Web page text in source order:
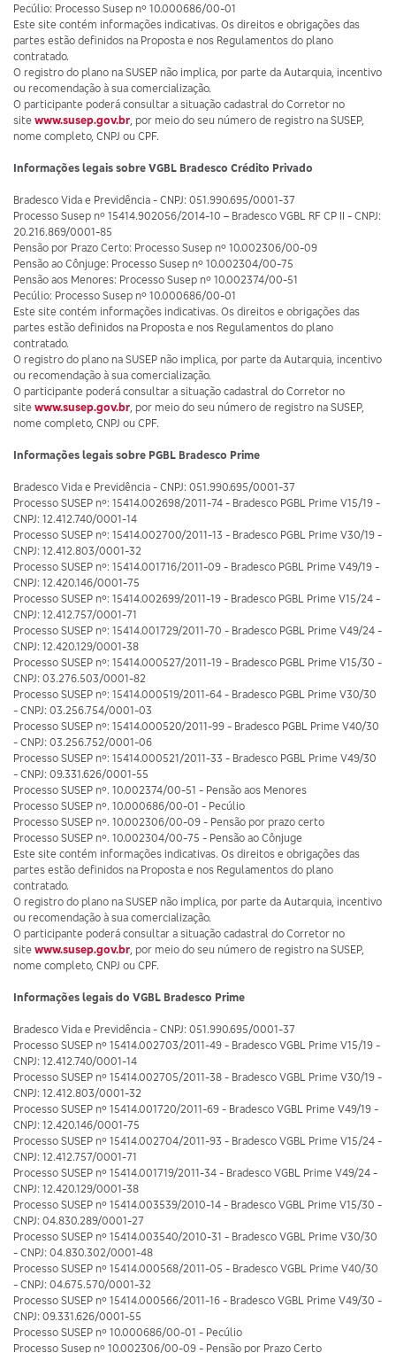
Pecúlio: Processo Susep nº 10.000686/00-01
Este site contém informações indicativas. Os direitos e obrigações das
partes estão definidos na Proposta e nos Regulamentos do plano
contratado.
O registro do plano na SUSEP não implica, por parte da Autarquia, incentivo
ou recomendação à sua comercialização.
O participante poderá consultar a situação cadastral do Corretor no
site www.susep.gov.br, por meio do seu número de registro na SUSEP,
nome completo, CNPJ ou CPF.
Informações legais sobre VGBL Bradesco Crédito Privado
Bradesco Vida e Previdência - CNPJ: 051.990.695/0001-37
Processo Susep nº 15414.902056/2014-10 – Bradesco VGBL RF CP II - CNPJ:
20.216.869/0001-85
Pensão por Prazo Certo: Processo Susep nº 10.002306/00-09
Pensão ao Cônjuge: Processo Susep nº 10.002304/00-75
Pensão aos Menores: Processo Susep nº 10.002374/00-51
Pecúlio: Processo Susep nº 10.000686/00-01
Este site contém informações indicativas. Os direitos e obrigações das
partes estão definidos na Proposta e nos Regulamentos do plano
contratado.
O registro do plano na SUSEP não implica, por parte da Autarquia, incentivo
ou recomendação à sua comercialização.
O participante poderá consultar a situação cadastral do Corretor no
site www.susep.gov.br, por meio do seu número de registro na SUSEP,
nome completo, CNPJ ou CPF.
Informações legais sobre PGBL Bradesco Prime
Bradesco Vida e Previdência - CNPJ: 051.990.695/0001-37
Processo SUSEP nº: 15414.002698/2011-74 - Bradesco PGBL Prime V15/19 -
CNPJ: 12.412.740/0001-14
Processo SUSEP nº: 15414.002700/2011-13 - Bradesco PGBL Prime V30/19 -
CNPJ: 12.412.803/0001-32
Processo SUSEP nº: 15414.001716/2011-09 - Bradesco PGBL Prime V49/19 -
CNPJ: 12.420.146/0001-75
Processo SUSEP nº: 15414.002699/2011-19 - Bradesco PGBL Prime V15/24 -
CNPJ: 12.412.757/0001-71
Processo SUSEP nº: 15414.001729/2011-70 - Bradesco PGBL Prime V49/24 -
CNPJ: 12.420.129/0001-38
Processo SUSEP nº: 15414.000527/2011-19 - Bradesco PGBL Prime V15/30 -
CNPJ: 03.276.503/0001-82
Processo SUSEP nº: 15414.000519/2011-64 - Bradesco PGBL Prime V30/30
- CNPJ: 03.256.754/0001-03
Processo SUSEP nº: 15414.000520/2011-99 - Bradesco PGBL Prime V40/30
- CNPJ: 03.256.752/0001-06
Processo SUSEP nº: 15414.000521/2011-33 - Bradesco PGBL Prime V49/30
- CNPJ: 09.331.626/0001-55
Processo SUSEP nº. 10.002374/00-51 - Pensão aos Menores
Processo SUSEP nº. 10.000686/00-01 - Pecúlio
Processo SUSEP nº. 10.002306/00-09 - Pensão por prazo certo
Processo SUSEP nº. 10.002304/00-75 - Pensão ao Cônjuge
Este site contém informações indicativas. Os direitos e obrigações das
partes estão definidos na Proposta e nos Regulamentos do plano
contratado.
O registro do plano na SUSEP não implica, por parte da Autarquia, incentivo
ou recomendação à sua comercialização.
O participante poderá consultar a situação cadastral do Corretor no
site www.susep.gov.br, por meio do seu número de registro na SUSEP,
nome completo, CNPJ ou CPF.
Informações legais do VGBL Bradesco Prime
Bradesco Vida e Previdência - CNPJ: 051.990.695/0001-37
Processo SUSEP nº 15414.002703/2011-49 - Bradesco VGBL Prime V15/19 -
CNPJ: 12.412.740/0001-14
Processo SUSEP nº 15414.002705/2011-38 - Bradesco VGBL Prime V30/19 -
CNPJ: 12.412.803/0001-32
Processo SUSEP nº 15414.001720/2011-69 - Bradesco VGBL Prime V49/19 -
CNPJ: 12.420.146/0001-75
Processo SUSEP nº 15414.002704/2011-93 - Bradesco VGBL Prime V15/24 -
CNPJ: 12.412.757/0001-71
Processo SUSEP nº 15414.001719/2011-34 - Bradesco VGBL Prime V49/24 -
CNPJ: 12.420.129/0001-38
Processo SUSEP nº 15414.003539/2010-14 - Bradesco VGBL Prime V15/30 -
CNPJ: 04.830.289/0001-27
Processo SUSEP nº 15414.003540/2010-31 - Bradesco VGBL Prime V30/30
- CNPJ: 04.830.302/0001-48
Processo SUSEP nº 15414.000568/2011-05 - Bradesco VGBL Prime V40/30
- CNPJ: 04.675.570/0001-32
Processo SUSEP nº 15414.000566/2011-16 - Bradesco VGBL Prime V49/30 -
CNPJ: 09.331.626/0001-55
Processo SUSEP nº 10.000686/00-01 - Pecúlio
Processo Susep nº 10.002306/00-09 - Pensão por Prazo Certo